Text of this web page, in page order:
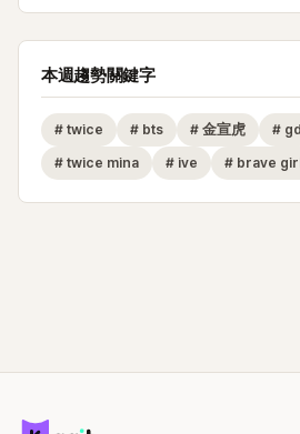
本週趨勢關鍵字
# twice # bts # 金宣虎 # gd
# twice mina # ive # brave